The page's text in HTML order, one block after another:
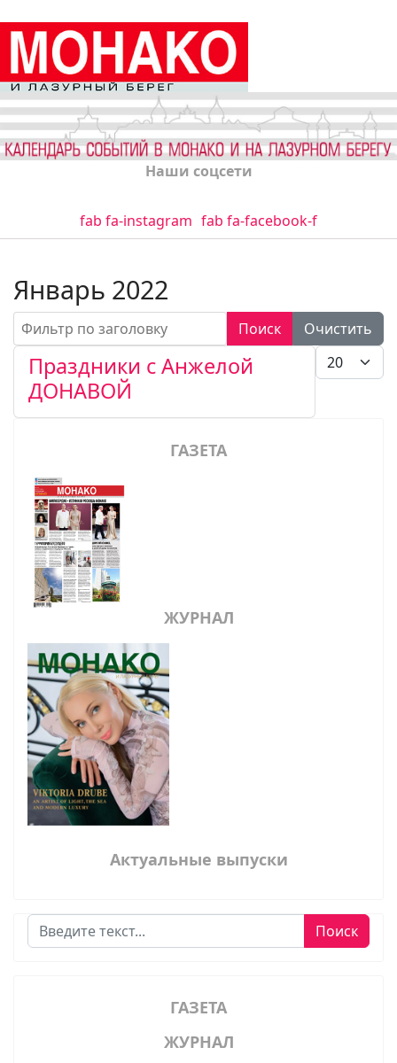
Наши соцсети
fab fa-instagram fab fa-facebook-f
Январь 2022
Фильтр по заголовку Поиск
Очистить
Кол-во
Праздники с Анжелой
ДОНАВОЙ
ГАЗЕТА
ЖУРНАЛ
Актуальные выпуски
Поиск Поиск
ГАЗЕТА
ЖУРНАЛ